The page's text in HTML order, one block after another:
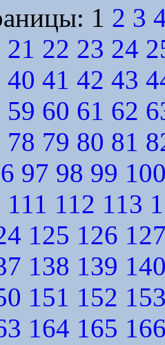
1 2 3
21 22 23 24
40 41 42 43
59 60 61 62
78 79 80 81
97 98 99
111 112 113
125 126
138 139
151 152
164 165